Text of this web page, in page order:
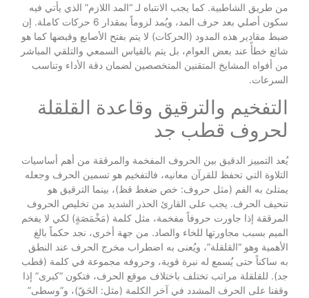
من طريق الشاطبية. كما يجب الانتباه لـ “المد اللازم” الذي يأتي فيه
سكون أصلي بعد حرف المد، ويُمد لزوماً بمقدار 6 حركات كاملة. إن
ضبط مقادير هذه المدود (الحركات) لا يتم بفتح الأصابع وقبضها كما هو
شائع خطأً عند بعض العوام، بل يتم بالقياس السمعي والتلقي المباشر
من أفواه المشايخ المتقنين المتخصصين لضمان دقة الأداء وتناسب
السرعات.
التفخيم والترقيق وقاعدة القلقلة
لحروف قطب جد
يُعد التمييز الدقيق بين الحروف المفخمة والمرققة من أهم أساسيات
التلاوة التي تحفظ للقرآن معانيه، فالتفخيم هو تسمين الحرف وجعله
يمتلئ به الفم (مثل حروف: خص ضغط قظ)، بينما الترقيق هو
تنحيف الحرف. يجب على القارئ الحذر الشديد من تخليص الحروف
المرققة إذا جاورت حروفاً مفخمة، مثل كلمة (مَخْمَصَةٍ) لكي لا يفخم
الميم بسبب مجاورتها للخاء والصاد. من جهة أخرى، نجد حكماً بالغ
الأهمية وهو “القلقلة”، ويُعنى به اضطراب مخرج الحرف عند النطق
به ساكناً حتى يُسمع له نبرة قوية، وحروفه مجموعة في كلمة (قطب
جد). للقلقلة مراتب تختلف باختلاف موقع الحرف، فتكون “كبرى” إذا
وقفنا على الحرف المشدد في آخر الكلمة (مثل: الحَقّ)، و”وسطى”